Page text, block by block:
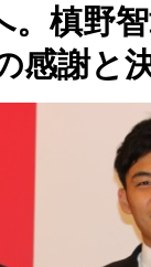
「気候変動から命
。槙野
感謝と